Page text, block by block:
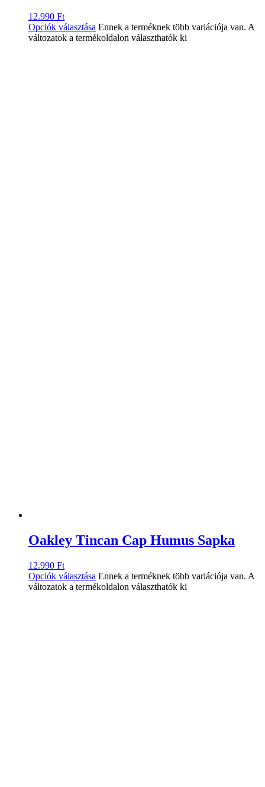
12.990 Ft
Opciók választása Ennek a terméknek több variációja van. A
változatok a termékoldalon választhatók ki
Oakley Tincan Cap Humus Sapka
12.990 Ft
Opciók választása Ennek a terméknek több variációja van. A
változatok a termékoldalon választhatók ki